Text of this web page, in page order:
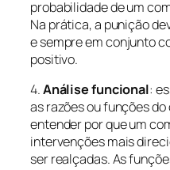
probabilidade de um
Na prática, a punição
e sempre em conjunto
positivo.
4.Análise funcional:
as razões ou funções
entender por que um
intervenções mais
ser realçadas. As